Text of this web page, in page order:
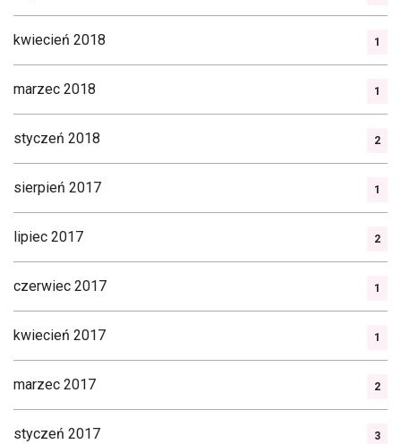
kwiecień 2018 1
marzec 2018 1
styczeń 2018 2
sierpień 2017 1
lipiec 2017 2
czerwiec 2017 1
kwiecień 2017 1
marzec 2017 2
styczeń 2017 3